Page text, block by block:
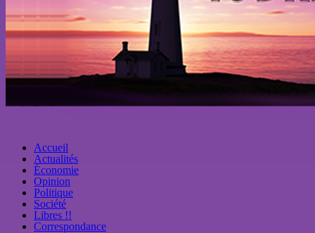
Accueil
Actualités
Économie
Opinion
Politique
Société
Libres !!
Correspondance